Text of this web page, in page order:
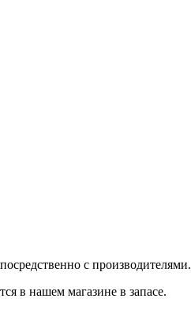
с производителями.
в нашем магазине в запасе.